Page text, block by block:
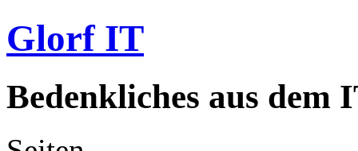
Glorf IT
Bedenkliches aus dem